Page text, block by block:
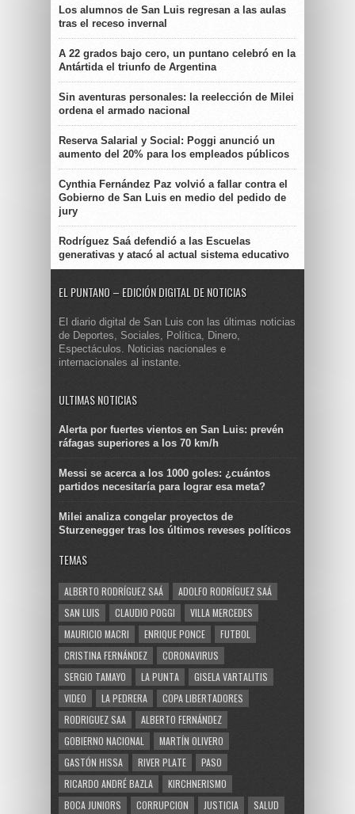
Los alumnos de San Luis regresan a las aulas
tras el receso invernal
A 22 grados bajo cero, un puntano celebró en la
Antártida el triunfo de Argentina
Sin aventuras personales: la reelección de Milei
ordena el armado nacional
Reserva Salarial y Social: Poggi anunció un
aumento del 20% para los empleados públicos
Cynthia Fernández Paz volvió a fallar contra el
Gobierno de San Luis en medio del pedido de
jury
Rodríguez Saá defendió a las Escuelas
generativas y atacó al actual sistema educativo
EL PUNTANO – EDICIÓN DIGITAL DE NOTICIAS
El diario digital de San Luis con las últimas noticias
de Deportes, Sociales, Política, Dinero,
Espectáculos. Noticias nacionales e
internacionales al instante.
ULTIMAS NOTICIAS
Alerta por fuertes vientos en San Luis: prevén
ráfagas superiores a los 70 km/h
Messi se acerca a los 1000 goles: ¿cuántos
partidos necesitaría para lograr esa meta?
Milei analiza congelar proyectos de
Sturzenegger tras los últimos reveses políticos
TEMAS
ALBERTO RODRÍGUEZ SAÁ
ADOLFO RODRÍGUEZ SAÁ
SAN LUIS
CLAUDIO POGGI
VILLA MERCEDES
MAURICIO MACRI
ENRIQUE PONCE
FUTBOL
CRISTINA FERNÁNDEZ
CORONAVIRUS
SERGIO TAMAYO
LA PUNTA
GISELA VARTALITIS
VIDEO
LA PEDRERA
COPA LIBERTADORES
RODRIGUEZ SAA
ALBERTO FERNÁNDEZ
GOBIERNO NACIONAL
MARTÍN OLIVERO
GASTÓN HISSA
RIVER PLATE
PASO
RICARDO ANDRÉ BAZLA
KIRCHNERISMO
BOCA JUNIORS
CORRUPCION JUSTICIA SALUD